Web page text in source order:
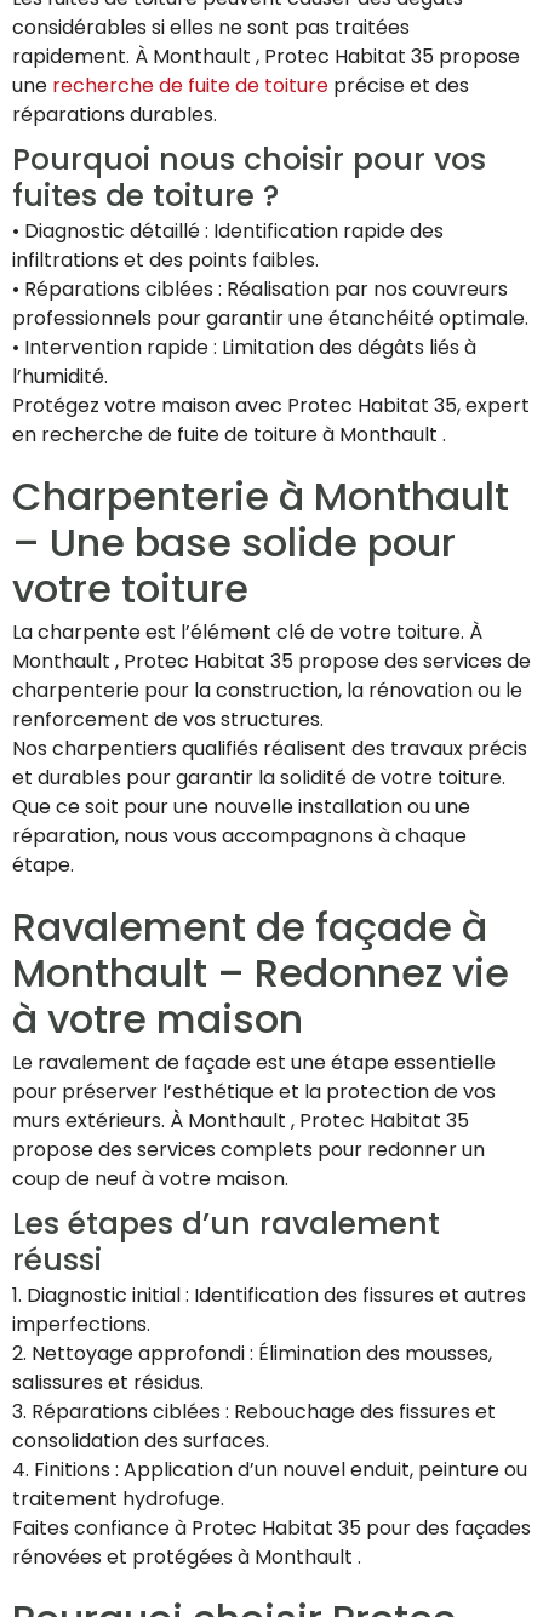
considérables si elles ne sont pas traitées
rapidement. À Monthault , Protec Habitat 35 propose
une recherche de fuite de toiture précise et des
réparations durables.
Pourquoi nous choisir pour vos
fuites de toiture ?
• Diagnostic détaillé : Identification rapide des
infiltrations et des points faibles.
• Réparations ciblées : Réalisation par nos couvreurs
professionnels pour garantir une étanchéité optimale.
• Intervention rapide : Limitation des dégâts liés à
l’humidité.
Protégez votre maison avec Protec Habitat 35, expert
en recherche de fuite de toiture à Monthault .
Charpenterie à Monthault
– Une base solide pour
votre toiture
La charpente est l’élément clé de votre toiture. À
Monthault , Protec Habitat 35 propose des services de
charpenterie pour la construction, la rénovation ou le
renforcement de vos structures.
Nos charpentiers qualifiés réalisent des travaux précis
et durables pour garantir la solidité de votre toiture.
Que ce soit pour une nouvelle installation ou une
réparation, nous vous accompagnons à chaque
étape.
Ravalement de façade à
Monthault – Redonnez vie
à votre maison
Le ravalement de façade est une étape essentielle
pour préserver l’esthétique et la protection de vos
murs extérieurs. À Monthault , Protec Habitat 35
propose des services complets pour redonner un
coup de neuf à votre maison.
Les étapes d’un ravalement
réussi
1. Diagnostic initial : Identification des fissures et autres
imperfections.
2. Nettoyage approfondi : Élimination des mousses,
salissures et résidus.
3. Réparations ciblées : Rebouchage des fissures et
consolidation des surfaces.
4. Finitions : Application d’un nouvel enduit, peinture ou
traitement hydrofuge.
Faites confiance à Protec Habitat 35 pour des façades
rénovées et protégées à Monthault .